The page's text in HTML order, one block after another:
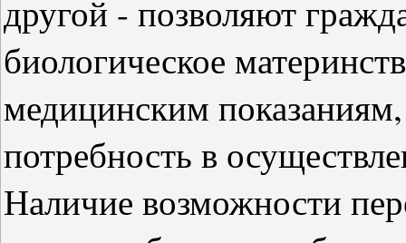
другой - позволяют
биологическое
медицинским
потребность в
Наличие возможности